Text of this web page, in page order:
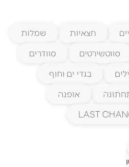
חצאיות
שמלות
סווטשירטים
סוודרים
בגדי ים וחוף
אופנה
LAST